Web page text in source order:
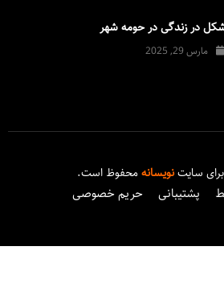
در زندگی در حومه شهر
مارس 29, 2025
سایتنویسانهمحفوظ است.
پشتیبانی حریم خصوصی